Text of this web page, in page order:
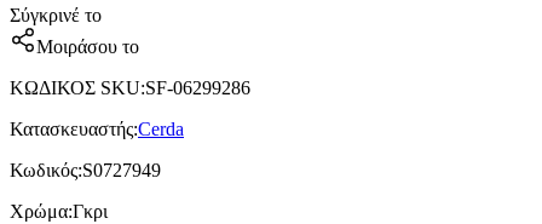
Σύγκρινέ το
Μοιράσου το
ΚΩΔΙΚΟΣ SKU:SF-06299286
Κατασκευαστής:Cerda
Κωδικός:S0727949
Χρώμα:Γκρι